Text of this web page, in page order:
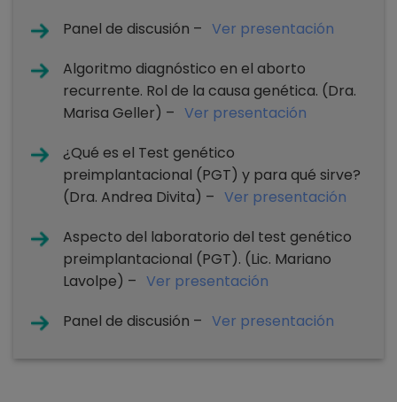
Panel de discusión – Ver presentación
Algoritmo diagnóstico en el aborto
recurrente. Rol de la causa genética. (Dra.
Marisa Geller) – Ver presentación
¿Qué es el Test genético
preimplantacional (PGT) y para qué sirve?
(Dra. Andrea Divita) – Ver presentación
Aspecto del laboratorio del test genético
preimplantacional (PGT). (Lic. Mariano
Lavolpe) – Ver presentación
Panel de discusión – Ver presentación